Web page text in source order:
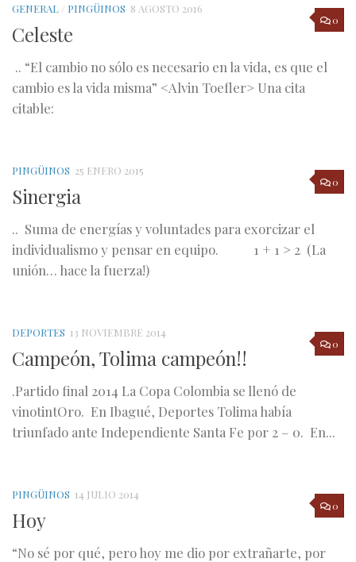
0
GENERAL / PINGÜINOS 8 AGOSTO 2016
Celeste
.. “El cambio no sólo es necesario en la vida, es que el
cambio es la vida misma” <Alvin Toefler> Una cita
citable:
0
PINGÜINOS 25 ENERO 2015
Sinergia
.. Suma de energías y voluntades para exorcizar el
individualismo y pensar en equipo. 1 + 1 > 2 (La
unión… hace la fuerza!)
0
DEPORTES 13 NOVIEMBRE 2014
Campeón, Tolima campeón!!
.Partido final 2014 La Copa Colombia se llenó de
vinotintOro. En Ibagué, Deportes Tolima había
triunfado ante Independiente Santa Fe por 2 – 0. En...
0
PINGÜINOS 14 JULIO 2014
Hoy
“No sé por qué, pero hoy me dio por extrañarte, por